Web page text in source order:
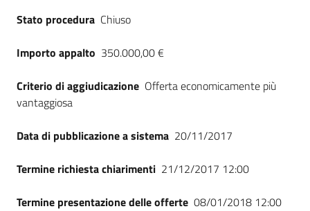
Stato procedura Chiuso
Importo appalto 350.000,00 €
Criterio di aggiudicazione Offerta economicamente più
vantaggiosa
Data di pubblicazione a sistema 20/11/2017
Termine richiesta chiarimenti 21/12/2017 12:00
Termine presentazione delle offerte 08/01/2018 12:00